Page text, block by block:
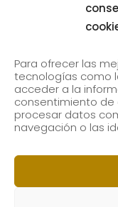
Para ofrecer las
tecnologías como
acceder a la
consentimiento
procesar datos
navegación o las
Subscribe to our
email.